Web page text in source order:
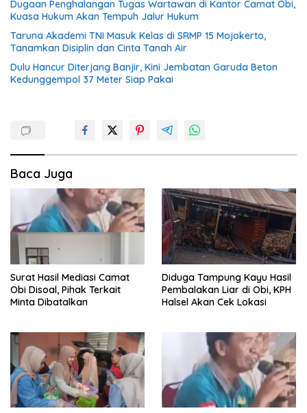
Dugaan Penghalangan Tugas Wartawan di Kantor Camat Obi,
Kuasa Hukum Akan Tempuh Jalur Hukum
Taruna Akademi TNI Masuk Kelas di SRMP 15 Mojokerto,
Tanamkan Disiplin dan Cinta Tanah Air
Dulu Hancur Diterjang Banjir, Kini Jembatan Garuda Beton
Kedunggempol 37 Meter Siap Pakai
Baca Juga
Surat Hasil Mediasi Camat
Obi Disoal, Pihak Terkait
Minta Dibatalkan
Diduga Tampung Kayu Hasil
Pembalakan Liar di Obi, KPH
Halsel Akan Cek Lokasi